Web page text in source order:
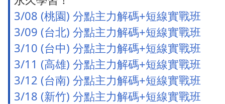
3/08 (桃園) 分點主力解碼+短線實戰班
3/09 (台北) 分點主力解碼+短線實戰班
3/10 (台中) 分點主力解碼+短線實戰班
3/11 (高雄) 分點主力解碼+短線實戰班
3/12 (台南) 分點主力解碼+短線實戰班
3/18 (新竹) 分點主力解碼+短線實戰班